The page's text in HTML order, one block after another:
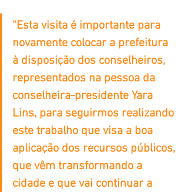
“Esta visita é importante para
novamente colocar a prefeitura
à disposição dos conselheiros,
representados na pessoa da
conselheira-presidente Yara
Lins, para seguirmos realizando
este trabalho que visa a boa
aplicação dos recursos públicos,
que vêm transformando a
cidade e que vai continuar a